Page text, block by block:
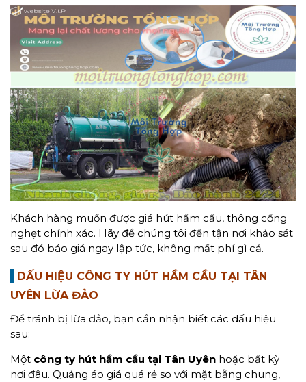
Khách hàng muốn được giá hút hầm cầu, thông cống
nghẹt chính xác. Hãy để chúng tôi đến tận nơi khảo sát
sau đó báo giá ngay lập tức, không mất phí gì cả.
DẤU HIỆU CÔNG TY HÚT HẦM CẦU TẠI TÂN
UYÊN LỪA ĐẢO
Để tránh bị lừa đảo, bạn cần nhận biết các dấu hiệu
sau:
Một công ty hút hầm cầu tại Tân Uyên hoặc bất kỳ
nơi đâu. Quảng áo giá quá rẻ so với mặt bằng chung,